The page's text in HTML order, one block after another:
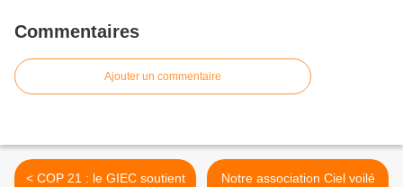
Commentaires
Ajouter un commentaire
< COP 21 : le GIEC soutient
Notre association Ciel voilé